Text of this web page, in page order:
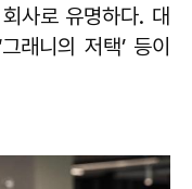
사로 유명하다. 대
래니의 저택’ 등이